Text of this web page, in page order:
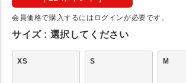
会員価格で購入するにはログインが必要です。
サイズ 選択してください
XS S M